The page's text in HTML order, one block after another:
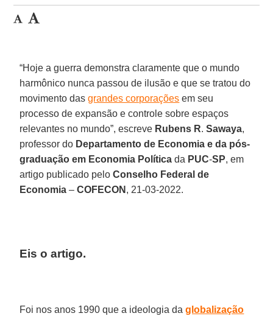
“Hoje a guerra demonstra claramente que o mundo
harmônico nunca passou de ilusão e que se tratou do
movimento dasgrandes corporações em seu
processo de expansão e controle sobre espaços
relevantes no mundo”, escreve Rubens R.Sawaya,
professor do Departamento de Economia e da pós-
graduação em Economia Política da PUC-SP, em
artigo publicado peloConselho Federal de
Economia –COFECON , 21-03-2022.
Eis o artigo.
Foi nos anos 1990 que a ideologia daglobalização